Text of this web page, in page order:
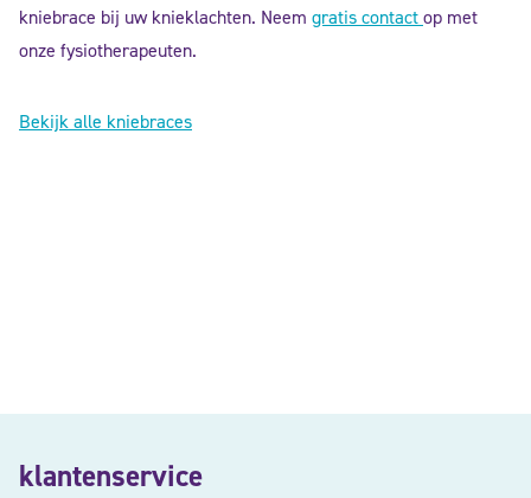
kniebrace bij uw knieklachten. Neem gratis contactop met
onze fysiotherapeuten.
Bekijk alle kniebraces
klantenservice